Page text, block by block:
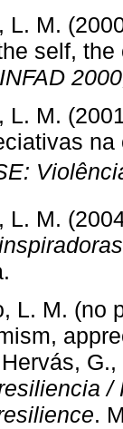
L. M.
self,
L. M.
L. M.
L. M. (no
G.,
.